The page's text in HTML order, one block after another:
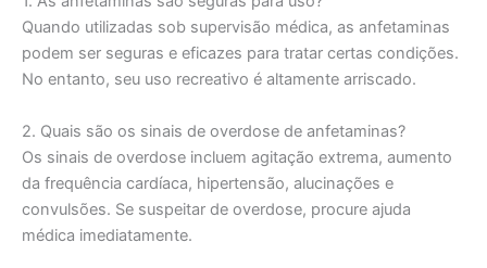
Quando utilizadas sob supervisão médica, as anfetaminas
podem ser seguras e eficazes para tratar certas condições.
No entanto, seu uso recreativo é altamente arriscado.
2. Quais são os sinais de overdose de anfetaminas?
Os sinais de overdose incluem agitação extrema, aumento
da frequência cardíaca, hipertensão, alucinações e
convulsões. Se suspeitar de overdose, procure ajuda
médica imediatamente.